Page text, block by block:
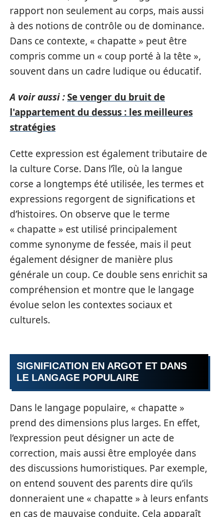
rapport non seulement au corps, mais aussi
à des notions de contrôle ou de dominance.
Dans ce contexte, « chapatte » peut être
compris comme un « coup porté à la tête »,
souvent dans un cadre ludique ou éducatif.
A voir aussi :Se venger du bruit de
l'appartement du dessus : les meilleures
stratégies
Cette expression est également tributaire de
la culture Corse. Dans l’île, où la langue
corse a longtemps été utilisée, les termes et
expressions regorgent de significations et
d’histoires. On observe que le terme
« chapatte » est utilisé principalement
comme synonyme de fessée, mais il peut
également désigner de manière plus
générale un coup. Ce double sens enrichit sa
compréhension et montre que le langage
évolue selon les contextes sociaux et
culturels.
SIGNIFICATION EN ARGOT ET DANS
LE LANGAGE POPULAIRE
Dans le langage populaire, « chapatte »
prend des dimensions plus larges. En effet,
l’expression peut désigner un acte de
correction, mais aussi être employée dans
des discussions humoristiques. Par exemple,
on entend souvent des parents dire qu’ils
donneraient une « chapatte » à leurs enfants
en cas de mauvaise conduite. Cela apparaît